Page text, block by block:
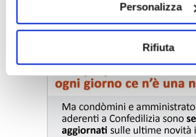
Personalizza
Rifiuta
〉 Notizie e Banche dati